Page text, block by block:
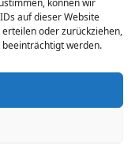
können wir
auf dieser Website
oder zurückziehen,
werden.
im Metaverse